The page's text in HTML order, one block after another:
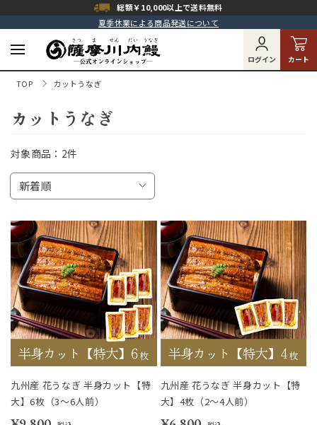
夏季休業による商品発送について
総額￥10,000以上で送料無料
ログイン カート
TOP カットうなぎ
カットうなぎ
対象商品： 2件
新着順
九州産 花うなぎ 半身カット【特
大】6枚（3～6人前）
九州産 花うなぎ 半身カット【特
大】4枚（2～4人前）